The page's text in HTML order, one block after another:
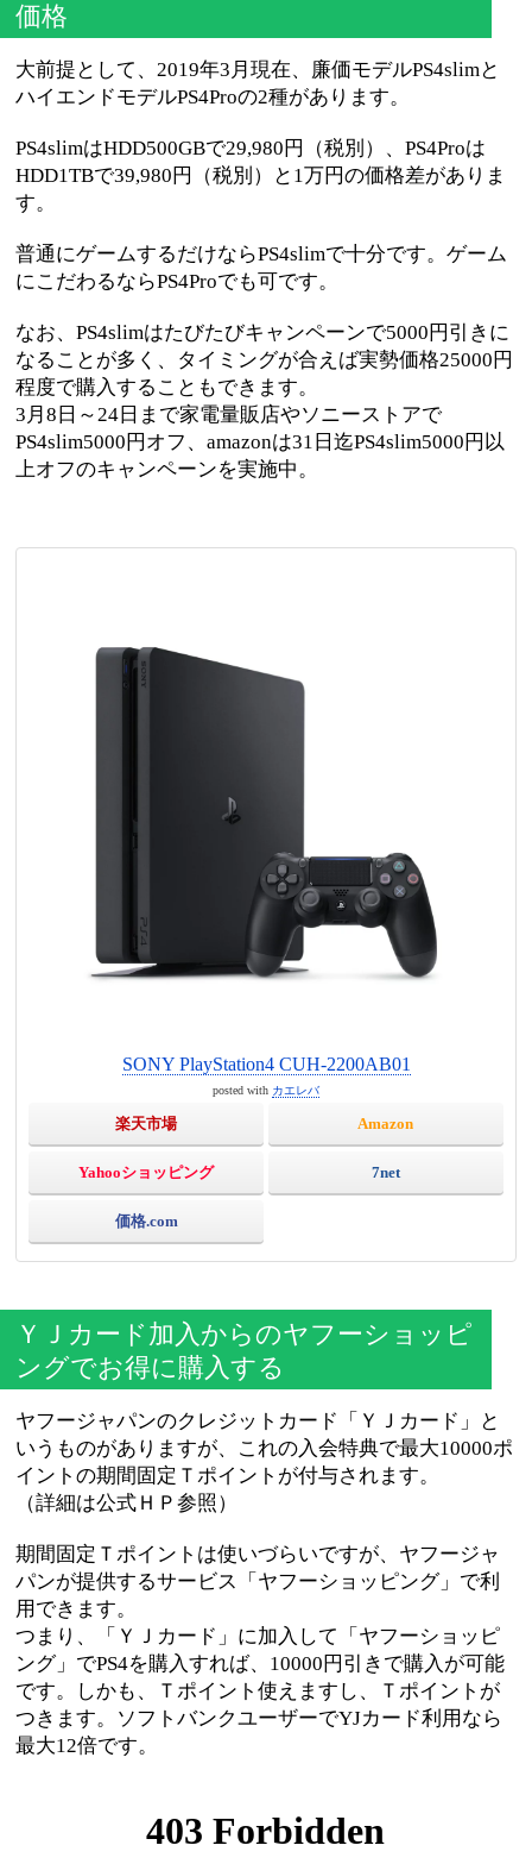
価格
大前提として、2019年3月現在、廉価モデルPS4slimと
ハイエンドモデルPS4Proの2種があります。
PS4slimはHDD500GBで29,980円（税別）、PS4Proは
HDD1TBで39,980円（税別）と1万円の価格差がありま
す。
普通にゲームするだけならPS4slimで十分です。ゲーム
にこだわるならPS4Proでも可です。
なお、PS4slimはたびたびキャンペーンで5000円引きに
なることが多く、タイミングが合えば実勢価格25000円
程度で購入することもできます。
3月8日～24日まで家電量販店やソニーストアで
PS4slim5000円オフ、amazonは31日迄PS4slim5000円以
上オフのキャンペーンを実施中。
SONY PlayStation4 CUH-2200AB01
posted with カエレバ
楽天市場 Amazon
Yahooショッピング 7net
価格.com
ＹＪカード加入からのヤフーショッピ
ングでお得に購入する
ヤフージャパンのクレジットカード「ＹＪカード」と
いうものがありますが、これの入会特典で最大10000ポ
イントの期間固定Ｔポイントが付与されます。
（詳細は公式ＨＰ参照）
期間固定Ｔポイントは使いづらいですが、ヤフージャ
パンが提供するサービス「ヤフーショッピング」で利
用できます。
つまり、「ＹＪカード」に加入して「ヤフーショッピ
ング」でPS4を購入すれば、10000円引きで購入が可能
です。しかも、Ｔポイント使えますし、Ｔポイントが
つきます。ソフトバンクユーザーでYJカード利用なら
最大12倍です。